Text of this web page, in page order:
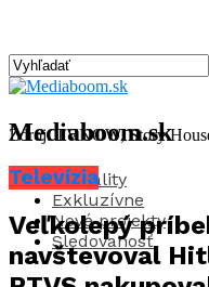
Mediaboom.sk
Aktuality
Exkluzívne
Nové projekty
Sledovanosť
Zdroj: TVNOW, Story
Televízia
Veľkolepý
navštevoval